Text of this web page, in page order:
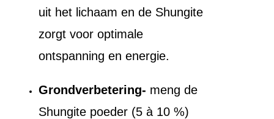
uit het lichaam en de Shungite
zorgt voor optimale
ontspanning en energie.
Grondverbetering- meng de
Shungite poeder (5 à 10 %)